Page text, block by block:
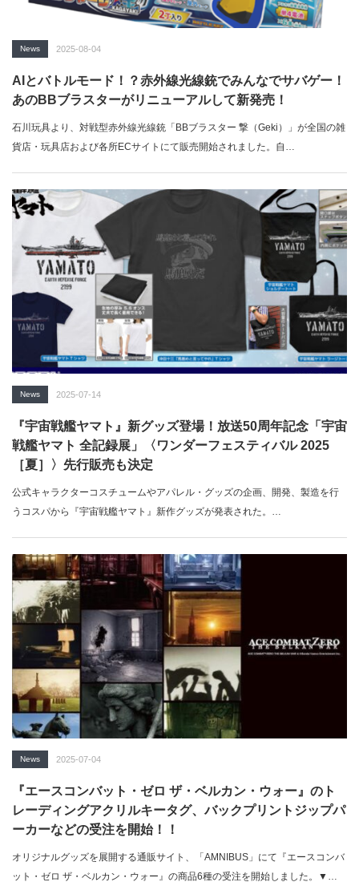
News 2025-08-04
AIとバトルモード！？赤外線光線銃でみんなでサバゲー！
あのBBブラスターがリニューアルして新発売！
石川玩具より、対戦型赤外線光線銃「BBブラスター 撃（Geki）」が全国の雑
貨店・玩具店および各所ECサイトにて販売開始されました。自…
News 2025-07-14
『宇宙戦艦ヤマト』新グッズ登場！放送50周年記念「宇宙
戦艦ヤマト 全記録展」〈ワンダーフェスティバル 2025
［夏］〉先行販売も決定
公式キャラクターコスチュームやアパレル・グッズの企画、開発、製造を行
うコスパから『宇宙戦艦ヤマト』新作グッズが発表された。…
News 2025-07-04
『エースコンバット・ゼロ ザ・ベルカン・ウォー』のト
レーディングアクリルキータグ、バックプリントジップパ
ーカーなどの受注を開始！！
オリジナルグッズを展開する通販サイト、「AMNIBUS」にて『エースコンバ
ット・ゼロ ザ・ベルカン・ウォー』の商品6種の受注を開始しました。▼…